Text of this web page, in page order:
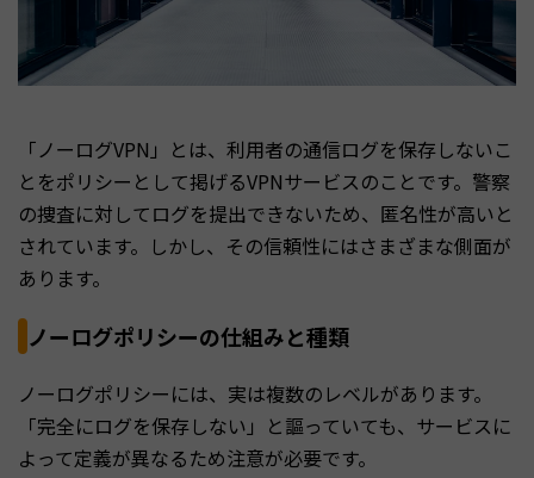
「ノーログVPN」とは、利用者の通信ログを保存しないこ
とをポリシーとして掲げるVPNサービスのことです。警察
の捜査に対してログを提出できないため、匿名性が高いと
されています。しかし、その信頼性にはさまざまな側面が
あります。
ノーログポリシーの仕組みと種類
ノーログポリシーには、実は複数のレベルがあります。
「完全にログを保存しない」と謳っていても、サービスに
よって定義が異なるため注意が必要です。